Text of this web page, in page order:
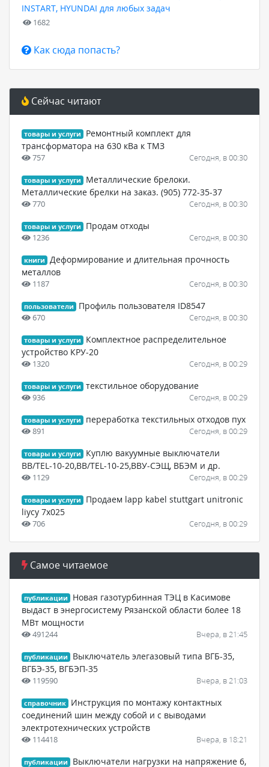
INSTART, HYUNDAI для любых задач
1682
Как сюда попасть?
Сейчас читают
товары и услуги
Ремонтный комплект для
трансформатора на 630 кВа к ТМЗ
757 Сегодня, в 00:30
товары и услуги
Металлические брелоки.
Металлические брелки на заказ. (905) 772-35-37
770 Сегодня, в 00:30
товары и услуги Продам отходы
1236 Сегодня, в 00:30
книги
Деформирование и длительная прочность
металлов
1187 Сегодня, в 00:30
пользователи Профиль пользователя ID8547
670 Сегодня, в 00:30
товары и услуги
Комплектное распределительное
устройство КРУ-20
1320 Сегодня, в 00:29
товары и услуги текстильное оборудование
936 Сегодня, в 00:29
товары и услуги переработка текстильных отходов пух
891 Сегодня, в 00:29
товары и услуги
Куплю вакуумные выключатели
BB/TEL-10-20,BB/TEL-10-25,ВВУ-СЭЩ, ВБЭМ и др.
1129 Сегодня, в 00:29
товары и услуги
Продаем lapp kabel stuttgart unitronic
liycy 7x025
706 Сегодня, в 00:29
Самое читаемое
публикации
Новая газотурбинная ТЭЦ в Касимове
выдаст в энергосистему Рязанской области более 18
МВт мощности
491244 Вчера, в 21:45
публикации
Выключатель элегазовый типа ВГБ-35,
ВГБЭ-35, ВГБЭП-35
119590 Вчера, в 21:03
справочник
Инструкция по монтажу контактных
соединений шин между собой и с выводами
электротехнических устройств
114418 Вчера, в 18:21
публикации Выключатели нагрузки на напряжение 6,